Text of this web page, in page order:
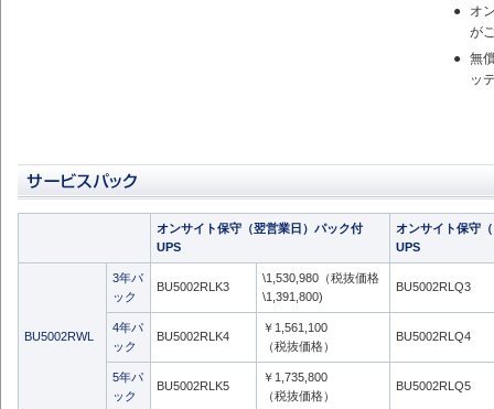
●
オ
が
● 無
ッ
オンサイト保守（翌営業日）パック付
UPS
オンサイト保守
UPS
BU5002RWL
3年パ
ック
BU5002RLK3
\1,530,980（税抜価格
\1,391,800)
BU5002RLQ3
4年パ
ック
BU5002RLK4
￥1,561,100
（税抜価格）
BU5002RLQ4
5年パ
ック
BU5002RLK5
￥1,735,800
（税抜価格）
BU5002RLQ5